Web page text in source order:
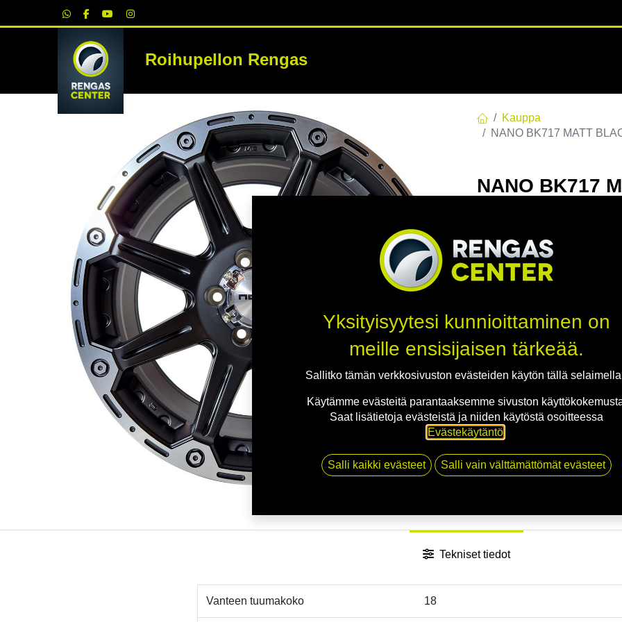
Roihupellon RengasRENKAAT
Kauppa
NANO BK717 MATT
NANO BK717
Tuotekoodi:271978
Tällä tuotteella ei ole
Jaa
Tekniset tiedot
Vanteen tuumakoko 18
Yksityisyytesi kunnioittaminen on
meille ensisijaisen tärkeää.
Sallitko tämän verkkosivuston evästeiden käytön tällä
Käytämme evästeitä parantaaksemme sivuston
Saat lisätietoja evästeistä ja niiden käytöstä osoitteessa
Evästekäytäntö.
Salli kaikki evästeet Salli vain välttämättömät evästeet